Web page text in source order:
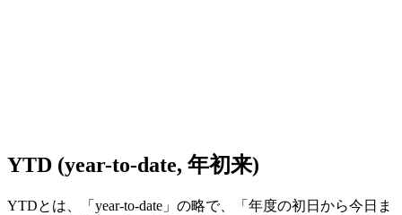
YTD (year-to-date, 年初来)
YTDとは、「year-to-date」の略で、「年度の初日から今日ま